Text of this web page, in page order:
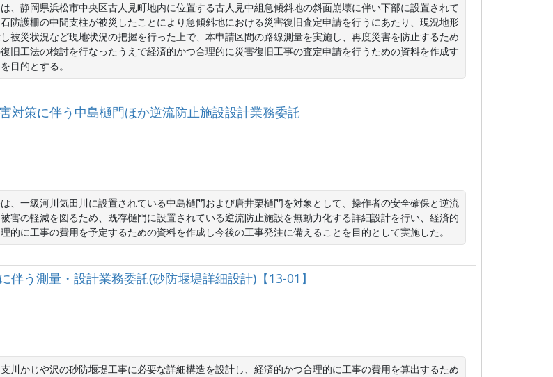
、静岡県浜松市中央区古人見町地内に位置する古人見中組急傾斜地の斜面崩壊に伴い下部に設置されて
防護柵の中間支柱が被災したことにより急傾斜地における災害復旧査定申請を行うにあたり、現況地形
被災状況など現地状況の把握を行った上で、本申請区間の路線測量を実施し、再度災害を防止するため
旧工法の検討を行なったうえで経済的かつ合理的に災害復旧工事の査定申請を行うための資料を作成す
目的とする。
対策に伴う中島樋門ほか逆流防止施設設計業務委託
、一級河川気田川に設置されている中島樋門および唐井栗樋門を対象として、操作者の安全確保と逆流
害の軽減を図るため、既存樋門に設置されている逆流防止施設を無動力化する詳細設計を行い、経済的
的に工事の費用を予定するための資料を作成し今後の工事発注に備えることを目的として実施した。
う測量・設計業務委託(砂防堰堤詳細設計)【13-01】
川かじや沢の砂防堰堤工事に必要な詳細構造を設計し、経済的かつ合理的に工事の費用を算出するため